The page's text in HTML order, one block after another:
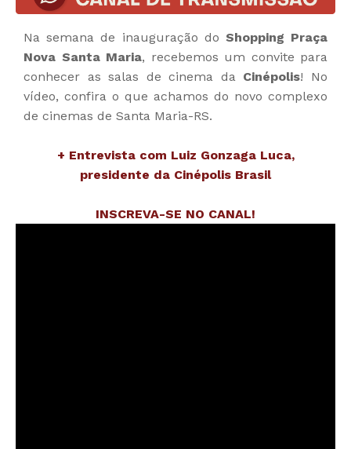
Na semana de inauguração do Shopping Praça
Nova Santa Maria, recebemos um convite para
conhecer as salas de cinema da Cinépolis! No
vídeo, confira o que achamos do novo complexo
de cinemas de Santa Maria-RS.
+ Entrevista com Luiz Gonzaga Luca,
presidente da Cinépolis Brasil
INSCREVA-SE NO CANAL!